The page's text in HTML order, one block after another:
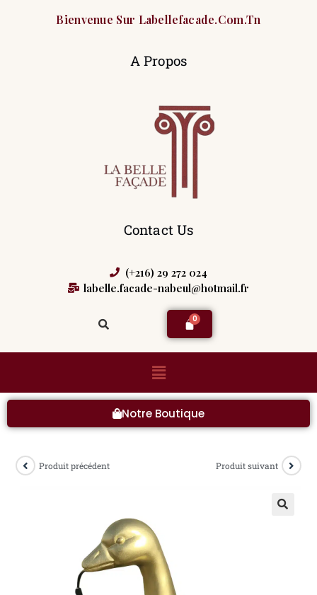
Bienvenue Sur Labellefacade.com.tn
A Propos
Contact Us
(+216) 29 272 024
labelle.facade-nabeul@hotmail.fr
Notre Boutique
Produit précédent Produit suivant